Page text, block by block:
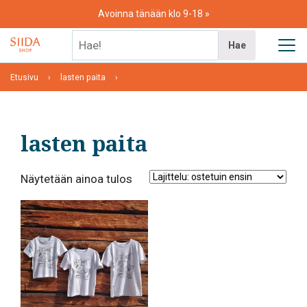
content
Avoinna tänään klo 9-18
Hae
Etusivu lasten paita
lasten paita
Näytetään ainoa tulos